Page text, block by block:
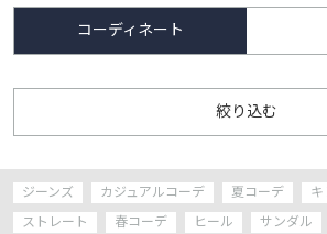
コーディネート
絞り込む
ジーンズ カジュアルコーデ 夏コーデ キ
ストレート 春コーデ ヒール サンダル